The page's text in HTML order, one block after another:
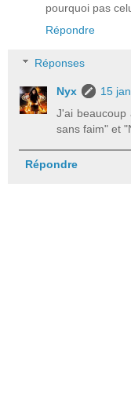
pourquoi pas
Répondre
Réponses
Nyx
15
J'ai beaucoup
sans faim" et
Répondre